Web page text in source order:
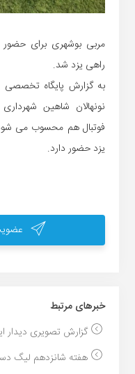
مربی بوشهری برای حضور
راهی یزد شد.
به گزارش پایگاه تخصصی
نونهالان شاهین
فوتبال هم محسوب می شود
یزد حضور دارد.
خبر‌های مرتبط
گزارش تصویری دیدار
هفته شانزدهم لیگ دسته